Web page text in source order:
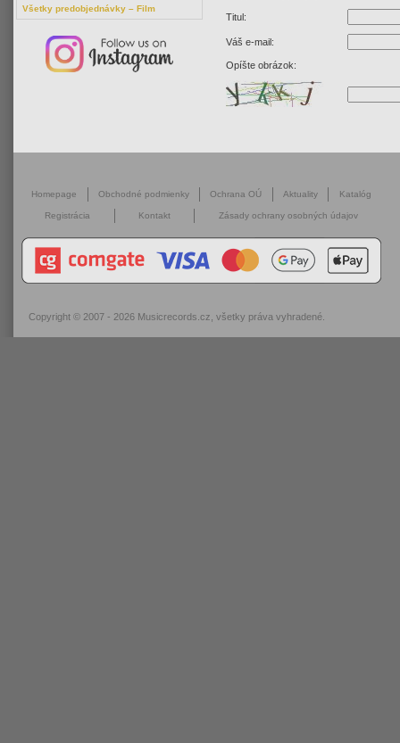
Titul:
Váš e-mail:
Opíšte obrázok:
Všetky predobjednávky – Film
Homepage Obchodné podmienky Ochrana OÚ Aktuality Katalóg
Registrácia Kontakt Zásady ochrany osobných údajov
Copyright © 2007 - 2026 Musicrecords.cz , všetky práva vyhradené.